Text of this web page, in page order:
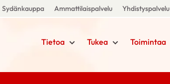
Sydänkauppa Ammattilaispalvelu Yhdistyspalvelu
Tietoa Tukea Toimintaa